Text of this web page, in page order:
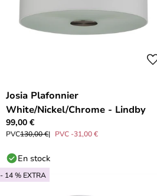
Josia Plafonnier
White/Nickel/Chrome - Lindby
99,00 €
PVC130,00 € PVC -31,00 €
En stock
- 14 % EXTRA